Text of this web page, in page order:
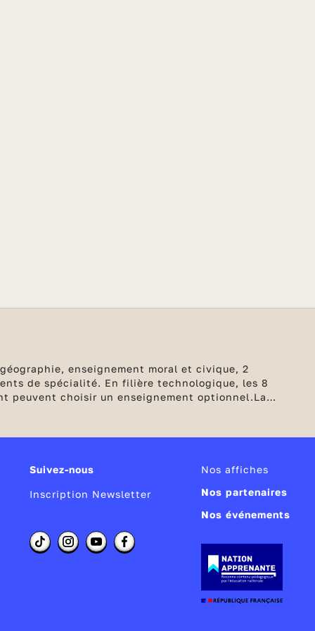
enseignement moral et civique, 2
de spécialité. En filière technologique, les 8
peuvent choisir un enseignement optionnel.La
Suivez-nous
Inscription Newsletter
Nos affiches
Nos partenaires
Nos événements